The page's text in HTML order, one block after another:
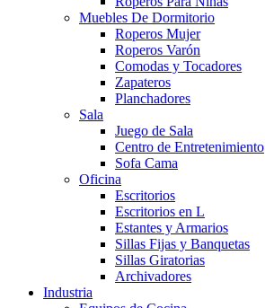
Muebles De Dormitorio
Roperos Mujer
Roperos Varón
Comodas y Tocadores
Zapateros
Planchadores
Sala
Juego de Sala
Centro de Entretenimiento
Sofa Cama
Oficina
Escritorios
Escritorios en L
Estantes y Armarios
Sillas Fijas y Banquetas
Sillas Giratorias
Archivadores
Industria